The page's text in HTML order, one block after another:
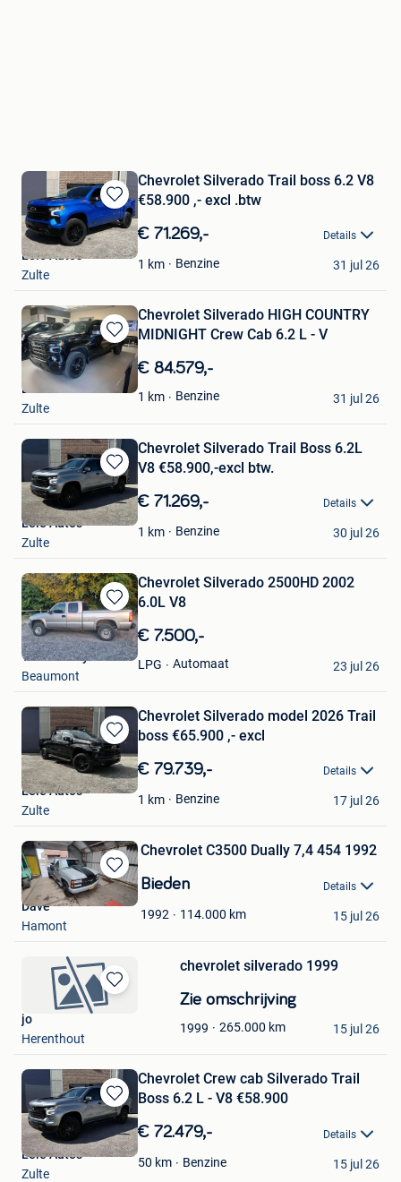
Bewaren
in
Mijn
Favorieten
Chevrolet Silverado Trail boss 6.2 V8
€58.900 ,- excl .btw
€ 71.269,- Details
1 km Benzine
Leie Auto's
Zulte
31 jul 26
Bewaren
in
Mijn
Favorieten
Chevrolet Silverado HIGH COUNTRY
MIDNIGHT Crew Cab 6.2 L - V
€ 84.579,-
1 km Benzine
Leie Auto's
Zulte
31 jul 26
Bewaren
in
Mijn
Favorieten
Chevrolet Silverado Trail Boss 6.2L
V8 €58.900,-excl btw.
€ 71.269,- Details
1 km Benzine
Leie Auto's
Zulte
30 jul 26
Bewaren
in
Mijn
Favorieten
Chevrolet Silverado 2500HD 2002
6.0L V8
€ 7.500,-
LPG Automaat
Tuffcowboy
Beaumont
23 jul 26
Bewaren
in
Mijn
Favorieten
Chevrolet Silverado model 2026 Trail
boss €65.900 ,- excl
€ 79.739,- Details
1 km Benzine
Leie Auto's
Zulte
17 jul 26
Bewaren
in
Chevrolet C3500 Dually 7,4 454 1992
Bieden Details
1992 114.000 km
Dave
Hamont
15 jul 26
Bewaren
chevrolet silverado 1999
Zie omschrijving
1999 265.000 km
jo
Herenthout
15 jul 26
Bewaren
in
Mijn
Favorieten
Chevrolet Crew cab Silverado Trail
Boss 6.2 L - V8 €58.900
€ 72.479,- Details
50 km Benzine
Leie Auto's
Zulte
15 jul 26